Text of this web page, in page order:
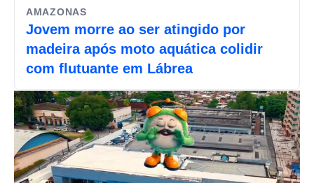
AMAZONAS
Jovem morre ao ser atingido por
madeira após moto aquática colidir
com flutuante em Lábrea